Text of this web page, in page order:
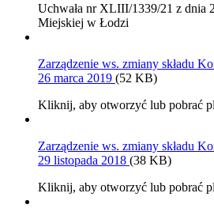
Uchwała nr XLIII/1339/21 z dnia
Miejskiej w Łodzi
Zarządzenie ws. zmiany składu
26 marca 2019 (52 KB)
Kliknij, aby otworzyć lub pobrać
Zarządzenie ws. zmiany składu
29 listopada 2018 (38 KB)
Kliknij, aby otworzyć lub pobrać